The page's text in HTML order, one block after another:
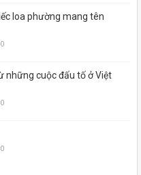
loa phường mang tên
0
những cuộc đấu tố ở Việt
0
0